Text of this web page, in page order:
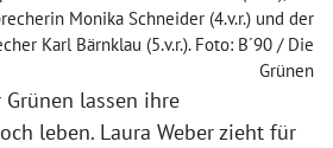
Monika Schneider (4.v.r.) und der
Karl Bärnklau (5.v.r.). Foto: B´90 / Die
Grünen
lassen ihre
leben. Laura Weber zieht für